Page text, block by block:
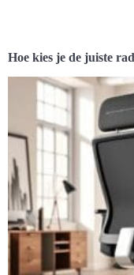
Hoe kies je de juiste